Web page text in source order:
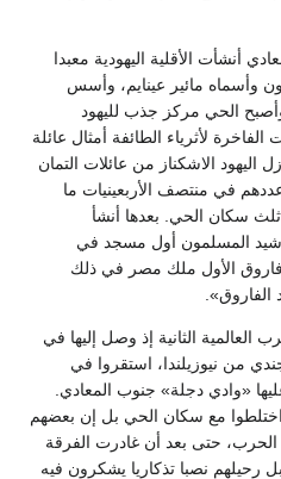
أنشأت الأقلية اليهودية معبدا
بيتون وأسماه مائير عينايم، وأسس
الحي مركز جذب لليهود
لأثرياء الطائفة أمثال عائلة
الاشكناز من عائلات التمان
في منتصف الأربعينيات ما
ثلث سكان الحي. بعدها أنشأ
شيد المسلمون أول مسجد في
الملك فاروق الأول ملك مصر في ذلك
الثانية إذ وصل إليها في
يقرب من 76 ألف جندي من نيوزيلندا، استقروا في
«وادي دجلة» جنوب المعادي.
مع سكان الحي بل إن بعضهم
حتى بعد أن غادرت الفرقة
عام 1946 وقدموا قبل رحيلهم نصبا تذكاريا يشكرون فيه